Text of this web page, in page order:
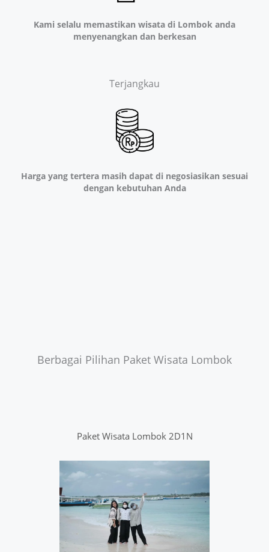
Kami selalu memastikan wisata di Lombok anda
menyenangkan dan berkesan
Terjangkau
Harga yang tertera masih dapat di negosiasikan sesuai
dengan kebutuhan Anda
Berbagai Pilihan Paket Wisata Lombok
Paket Wisata Lombok 2D1N